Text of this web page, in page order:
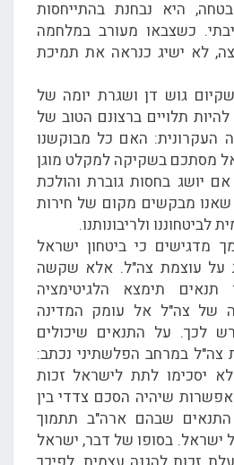
היא נבחנת בהתייחסות
כשצבאו מעורב במלחמה
לא ישיג כנראה את תמיכת
שקיום גוש דן ושגרת יומה של
תלויים ברצונם הטוב של
העקרונית: האם כל מבוקשנו
מסתכם בשקיקה למקלט מוגן
יושג בחסות גוברת והולכת
מבקשים מקום של חירות
לביטחוננו ולריבונותנו.
מדגישים כי ביטחון ישראל
על עוצמת צה"ל. אלא שקשה
תנאים תימצא הלגיטימציה
של צה"ל אל עומק המדינה
לכך. על התנאים שיכולים
צה"ל במרחב הפלשתיני נכתב:
יסכימו לתת לישראל זכות
שיהיה הסכם צדדי בין
שבהם ארה"ב תתמוך
ישראל. בסופו של דבר, ישראל